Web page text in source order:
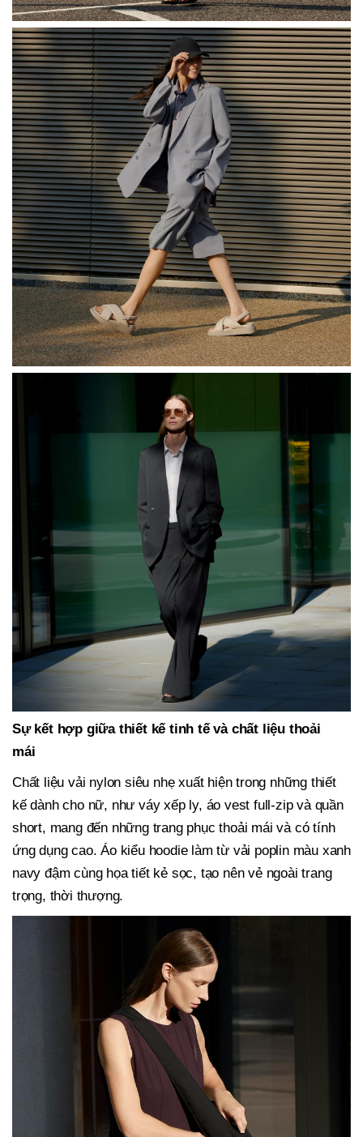
Sự kết hợp giữa thiết kế tinh tế và chất liệu thoải
mái
Chất liệu vải nylon siêu nhẹ xuất hiện trong những thiết
kế dành cho nữ, như váy xếp ly, áo vest full-zip và quần
short, mang đến những trang phục thoải mái và có tính
ứng dụng cao. Áo kiểu hoodie làm từ vải poplin màu xanh
navy đậm cùng họa tiết kẻ sọc, tạo nên vẻ ngoài trang
trọng, thời thượng.